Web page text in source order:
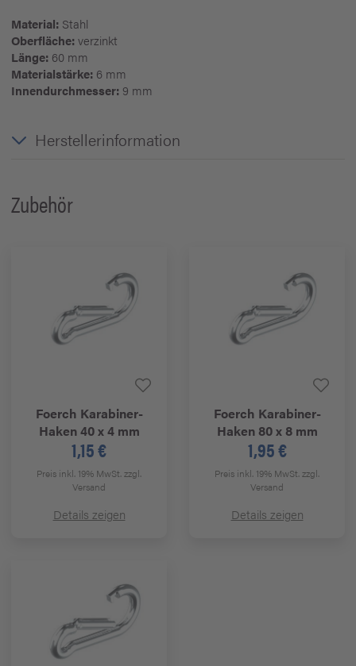
Material: Stahl
Oberfläche: verzinkt
Länge: 60 mm
Materialstärke: 6 mm
Innendurchmesser: 9 mm
Herstellerinformation
Zubehör
Foerch Karabiner-
Haken 40 x 4 mm
1,15 €
Preis inkl. 19% MwSt.zzgl.
Versand
Details zeigen
Foerch Karabiner-
Haken 80 x 8 mm
1,95 €
Preis inkl. 19% MwSt.zzgl.
Versand
Details zeigen